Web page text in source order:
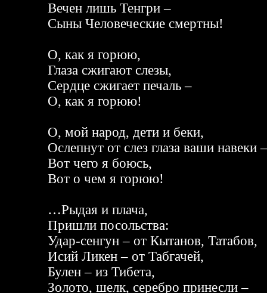
Вечен лишь Тенгри –
Сыны Человеческие смертны!
О, как я горюю,
Глаза сжигают слезы,
Сердце сжигает печаль –
О, как я горюю!
О, мой народ, дети и беки,
Ослепнут от слез глаза ваши навеки –
Вот чего я боюсь,
Вот о чем я горюю!
…Рыдая и плача,
Пришли посольства:
Удар-сенгун – от Кытанов, Татабов,
Исий Ликен – от Табгачей,
Булен – из Тибета,
Золото, шелк, серебро принесли –